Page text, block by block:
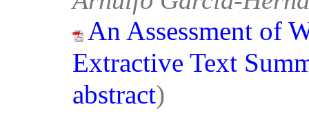
An Assessment of
Extractive Text
abstract)